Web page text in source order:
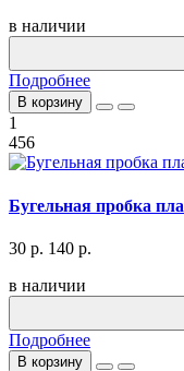
в наличии
Подробнее
В корзину
1
456
Бугельная пробка
30 р. 140 р.
в наличии
Подробнее
В корзину